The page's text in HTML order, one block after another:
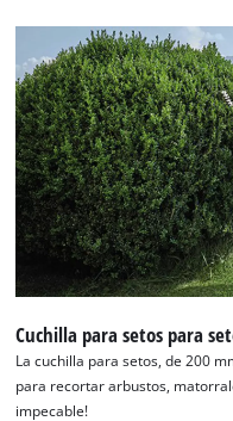
Cuchilla para setos para
La cuchilla para setos, de 200
para recortar arbustos,
impecable!